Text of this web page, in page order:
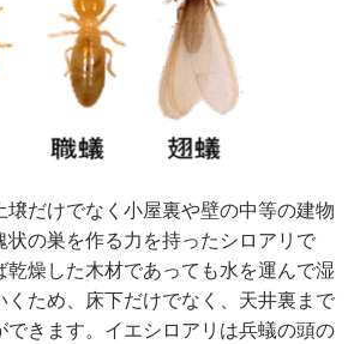
壌だけでなく小屋裏や壁の中等の建物
状の巣を作る力を持ったシロアリで
乾燥した木材であっても水を運んで湿
くため、床下だけでなく、天井裏まで
できます。イエシロアリは兵蟻の頭の